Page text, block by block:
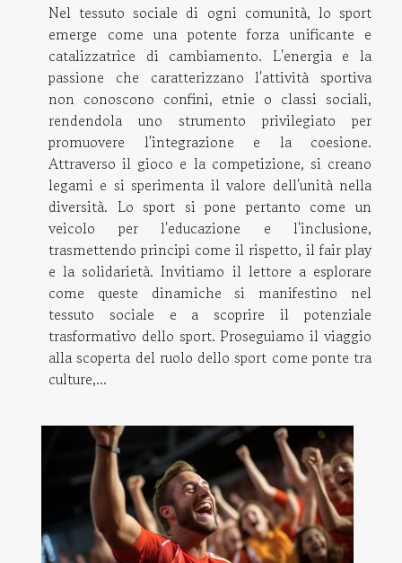
Nel tessuto sociale di ogni comunità, lo sport
emerge come una potente forza unificante e
catalizzatrice di cambiamento. L'energia e la
passione che caratterizzano l'attività sportiva
non conoscono confini, etnie o classi sociali,
rendendola uno strumento privilegiato per
promuovere l'integrazione e la coesione.
Attraverso il gioco e la competizione, si creano
legami e si sperimenta il valore dell'unità nella
diversità. Lo sport si pone pertanto come un
veicolo per l'educazione e l'inclusione,
trasmettendo principi come il rispetto, il fair play
e la solidarietà. Invitiamo il lettore a esplorare
come queste dinamiche si manifestino nel
tessuto sociale e a scoprire il potenziale
trasformativo dello sport. Proseguiamo il viaggio
alla scoperta del ruolo dello sport come ponte tra
culture,...